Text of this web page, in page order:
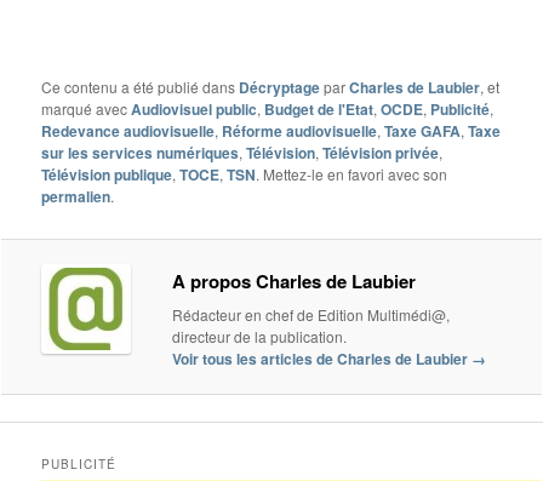
Ce contenu a été publié dans DécryptageparCharles de Laubier, et
marqué avecAudiovisuel public, Budget de l'Etat,OCDE, Publicité,
Redevance audiovisuelle, Réforme audiovisuelle,Taxe GAFA,Taxe
sur les services numériques,Télévision,Télévision privée,
Télévision publique,TOCE,TSN. Mettez-le en favori avec son
permalien.
A propos Charles de Laubier
Rédacteur en chef de Edition Multimédi@,
directeur de la publication.
Voir tous les articles de Charles de Laubier →
PUBLICITÉ